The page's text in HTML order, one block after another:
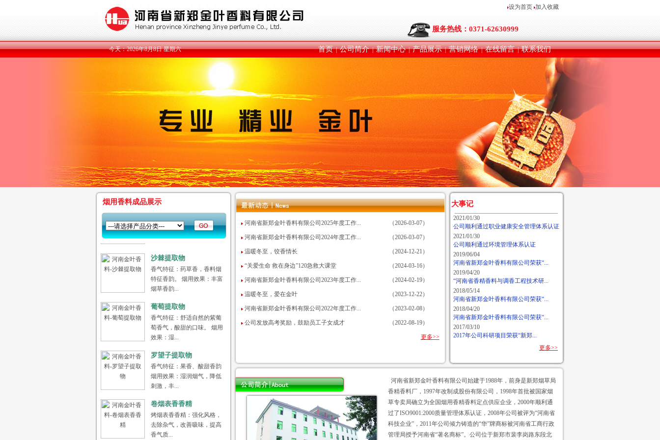
设为首页 加入收藏
服务热线：0371-62630999
今天：2026年8月8日 星期六 首页|公司简介|新闻中心|产品展示|营销网络|在线留言|联系我们
烟用香料成品展示
香气特征：酸甜果香、甜樱
桃香。 烟用效果：降刺掩
杂、湿润烟...
香气特征：奶甜香，香荚兰
特征香。 烟用效果：协调烟
香，改善...
甜橙提取物
橙香。 烟用效果：增进果甜
香，湿润...
香气特征：药草香，香料烟
特征香韵。 烟用效果：丰富
烟草香韵...
香气特征：舒适自然的紫葡
萄香气，酸甜的口味。 烟用
效果：湿...
香气特征：果香、酸甜香韵
烟用效果：湿润烟气，降低
刺激，丰...
烤烟表香香精：强化风格，
去除杂气，改善吸味，提高
香气质...
河南省新郑金叶香料有限公司2025年度工作... （2026-03-07）
河南省新郑金叶香料有限公司2024年度工作... （2026-03-07）
温暖冬至，饺香情长 （2024-12-21）
“关爱生命 救在身边”120急救大课堂 （2024-03-16）
河南省新郑金叶香料有限公司2023年度工作... （2024-02-19）
温暖冬至，爱在金叶 （2023-12-22）
河南省新郑金叶香料有限公司2022年度工作... （2023-02-08）
公司发放高考奖励，鼓励员工子女成才 （2022-08-19）
更多>>
大事记
2021/01/30
公司顺利通过职业健康安全管理体系认证
2021/01/30
公司顺利通过环境管理体系认证
2019/06/04
河南省新郑金叶香料有限公司荣获“...
2019/04/20
“河南省香精香料与调香工程技术研...
2018/05/14
河南省新郑金叶香料有限公司荣获“...
2018/04/20
河南省新郑金叶香料有限公司荣获“...
2017/03/10
2017年公司科研项目荣获“新郑...
更多>>
河南省新郑金叶香料有限公司始建于1988年，前身是新郑烟草局
香精香料厂，1997年改制成股份有限公司，1998年首批被国家烟
草专卖局确立为全国烟用香精香料定点供应企业，2000年顺利通
过了ISO9001:2000质量管理体系认证，2008年公司被评为“河南省
科技企业”，2011年公司倾力铸造的“华”牌商标被河南省工商行政
管理局授予河南省“著名商标”。公司位于新郑市裴李岗路东段北